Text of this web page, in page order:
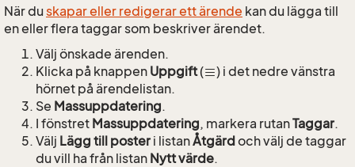
När duskapar eller redigerar ett ärende kan du lägga till
en eller flera taggar som beskriver ärendet.
Välj önskade ärenden.
Klicka på knappen Uppgift(
) i det nedre vänstra
hörnet på ärendelistan.
Se Massuppdatering.
I fönstret Massuppdatering, markera rutanTaggar.
Välj Lägg till poster i listanÅtgärd och välj de taggar
du vill ha från listan Nytt värde.